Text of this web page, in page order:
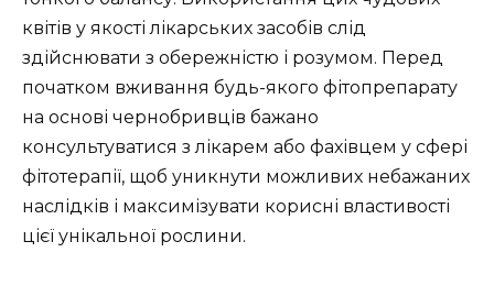
квітів у якості лікарських засобів слід
здійснювати з обережністю і розумом. Перед
початком вживання будь-якого фітопрепарату
на основі чернобривців бажано
консультуватися з лікарем або фахівцем у сфері
фітотерапії, щоб уникнути можливих небажаних
наслідків і максимізувати корисні властивості
цієї унікальної рослини.